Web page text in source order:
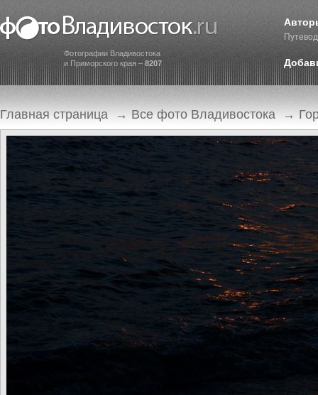
Фотографии Владивостока
и Приморского края – 8207
Главная страница → Все фото Владивостока →